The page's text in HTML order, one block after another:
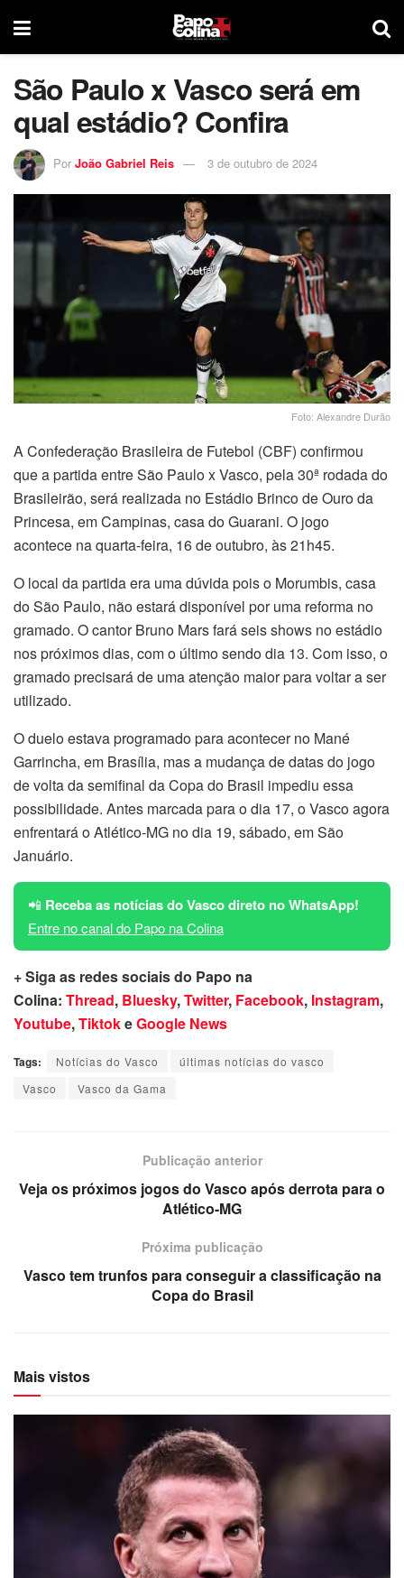
São Paulo x Vasco será em
qual estádio? Confira
Por João Gabriel Reis 3 de outubro de 2024
Foto: Alexandre Durão
A Confederação Brasileira de Futebol (CBF) confirmou
que a partida entre São Paulo x Vasco, pela 30ª rodada do
Brasileirão, será realizada no Estádio Brinco de Ouro da
Princesa, em Campinas, casa do Guarani. O jogo
acontece na quarta-feira, 16 de outubro, às 21h45.
O local da partida era uma dúvida pois o Morumbis, casa
do São Paulo, não estará disponível por uma reforma no
gramado. O cantor Bruno Mars fará seis shows no estádio
nos próximos dias, com o último sendo dia 13. Com isso, o
gramado precisará de uma atenção maior para voltar a ser
utilizado.
O duelo estava programado para acontecer no Mané
Garrincha, em Brasília, mas a mudança de datas do jogo
de volta da semifinal da Copa do Brasil impediu essa
possibilidade. Antes marcada para o dia 17, o Vasco agora
enfrentará o Atlético-MG no dia 19, sábado, em São
Januário.
📲 Receba as notícias do Vasco direto no WhatsApp!
Entre no canal do Papo na Colina
+ Siga as redes sociais do Papo na
Colina: Thread, Bluesky,Twitter, Facebook, Instagram,
Youtube,TiktokeGoogle News
Tags: Notícias do Vasco
últimas notícias do vasco
Vasco
Vasco da Gama
Publicação anterior
Veja os próximos jogos do Vasco após derrota para o
Atlético-MG
Próxima publicação
Vasco tem trunfos para conseguir a classificação na
Copa do Brasil
Mais vistos